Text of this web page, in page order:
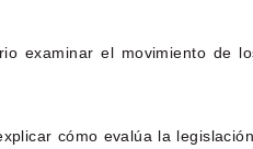
examinar el movimiento de
cómo evalúa la